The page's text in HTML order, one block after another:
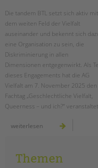
EINGLIEDERUNGSHILFE
BETREUTES WOHNEN
TANDEM BTL AKADEMIE
Zertfikatskurse
Seminarkalender
Seminarräume
STADTTEILARBEIT
Bereiche im Überblick
Die tandem BTL setzt sich aktiv mit
dem weiten Feld der Vielfalt
auseinander und bekennt sich
eine Organisation zu sein, die
Diskriminierung in allen
Dimensionen entgegenwirkt. Als
dieses Engagements hat die AG
Vielfalt am 7. November 2025 den
Fachtag „Geschlechtliche Vielfalt,
Queerness – und ich?“
weiterlesen vielfalt
den
blick
Themen